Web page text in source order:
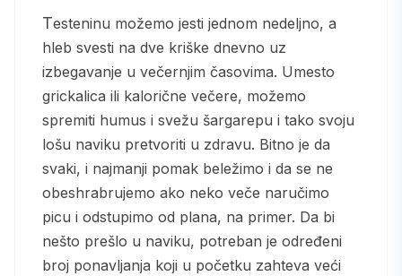
Testeninu možemo jesti jednom nedeljno, a
hleb svesti na dve kriške dnevno uz
izbegavanje u večernjim časovima. Umesto
grickalica ili kalorične večere, možemo
spremiti humus i svežu šargarepu i tako svoju
lošu naviku pretvoriti u zdravu. Bitno je da
svaki, i najmanji pomak beležimo i da se ne
obeshrabrujemo ako neko veče naručimo
picu i odstupimo od plana, na primer. Da bi
nešto prešlo u naviku, potreban je određeni
broj ponavljanja koji u početku zahteva veći